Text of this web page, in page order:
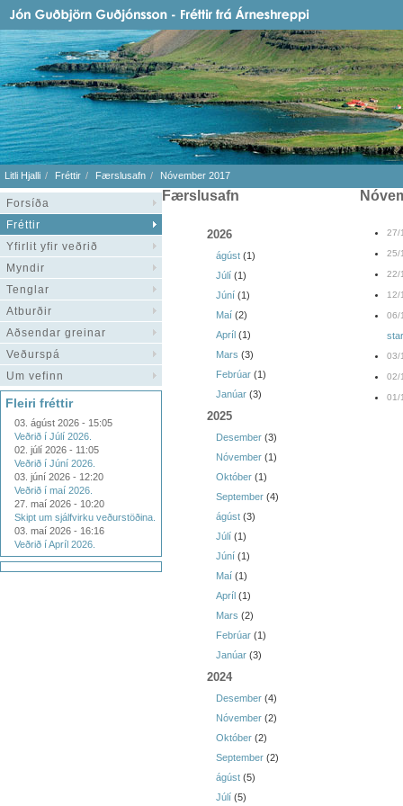
Litli Hjalli Fréttir Færslusafn Nóvember 2017
Forsíða
Fréttir
Yfirlit yfir veðrið
Myndir
Tenglar
Atburðir
Aðsendar greinar
Veðurspá
Um vefinn
Fleiri fréttir
03. ágúst 2026 - 15:05
Veðrið í Júlí 2026.
02. júlí 2026 - 11:05
Veðrið í Júní 2026.
03. júní 2026 - 12:20
Veðrið í maí 2026.
27. maí 2026 - 10:20
Skipt um sjálfvirku veðurstöðina.
03. maí 2026 - 16:16
Veðrið í Apríl 2026.
Færslusafn
2026
ágúst (1)
Júlí (1)
Júní (1)
Maí (2)
Apríl (1)
Mars (3)
Febrúar (1)
Janúar (3)
2025
Desember (3)
Nóvember (1)
Október (1)
September (4)
ágúst (3)
Júlí (1)
Júní (1)
Maí (1)
Apríl (1)
Mars (2)
Febrúar (1)
Janúar (3)
2024
Desember (4)
Nóvember (2)
Október (2)
September (2)
ágúst (5)
Júlí (5)
27/
25/
22/
12/
06/
03/
02/
01/